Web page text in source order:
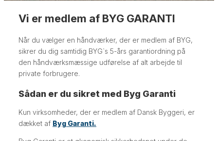
Vi er medlem af BYG GARANTI
Når du vælger en håndværker, der er medlem af BYG,
sikrer du dig samtidig BYG`s 5-års garantiordning på
den håndværksmæssige udførelse af alt arbejde til
private forbrugere.
Sådan er du sikret med Byg Garanti
Kun virksomheder, der er medlem af Dansk Byggeri, er
dækket af Byg Garanti.